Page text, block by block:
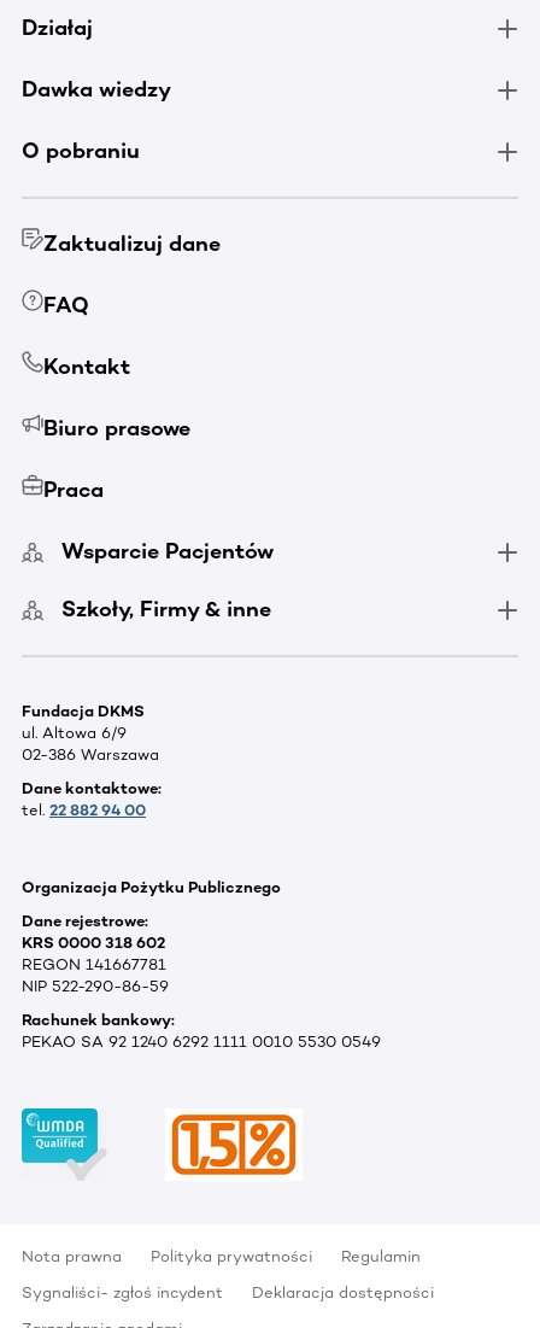
Działaj
Dawka wiedzy
O pobraniu
Zaktualizuj dane
FAQ
Kontakt
Biuro prasowe
Praca
Wsparcie Pacjentów
Szkoły, Firmy & inne
Fundacja DKMS
ul. Altowa 6/9
02-386 Warszawa
Dane kontaktowe:
tel. 22 882 94 00
Organizacja Pożytku Publicznego
Dane rejestrowe:
KRS 0000 318 602
REGON 141667781
NIP 522-290-86-59
Rachunek bankowy:
PEKAO SA 92 1240 6292 1111 0010 5530 0549
Nota prawna Polityka prywatności
Regulamin
Sygnaliści- zgłoś incydent
Deklaracja dostępności